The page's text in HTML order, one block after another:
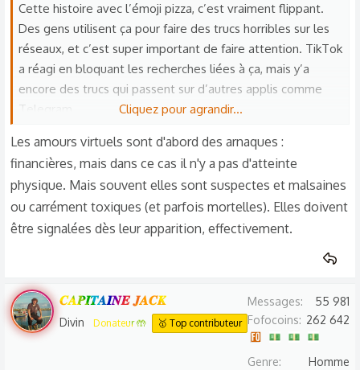
n
s
:
Cette histoire avec l’émoji pizza, c’est vraiment flippant.
Des gens utilisent ça pour faire des trucs horribles sur les
réseaux, et c’est super important de faire attention. TikTok
a réagi en bloquant les recherches liées à ça, mais y’a
encore des trucs qui passent sur d’autres applis comme
Telegram.
Si tu vois un compte bizarre ou suspect, faut pas hésiter à
le signaler sur Pharos. C’est grave, mais plus on est
vigilants, plus on peut protéger les gens, surtout les plus
jeunes. Internet doit rester un endroit sûr, et on peut tous
aider à ça. 💻🚨
Cliquez pour agrandir...
Les amours virtuels sont d'abord des arnaques :
financières, mais dans ce cas il n'y a pas d'atteinte
physique. Mais souvent elles sont suspectes et malsaines
ou carrément toxiques (et parfois mortelles). Elles doivent
être signalées dès leur apparition, effectivement.
𝑪𝑨𝑷𝑰𝑻𝑨𝑰𝑵𝑬 𝑱𝑨𝑪𝑲
Divin Donateur 🤲 🥇 Top contributeur
Messages
55 981
Fofocoins
262 642
Genre Homme